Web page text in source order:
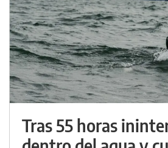
Tras 55 horas